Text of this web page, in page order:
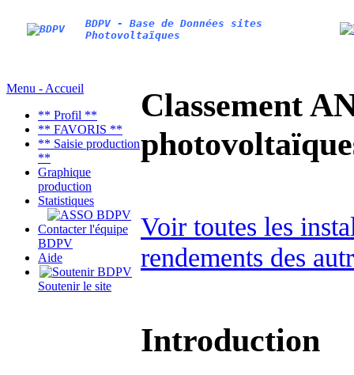
BDPV - Base de Données sites
Photovoltaïques
Menu - Accueil
** Profil **
** FAVORIS **
** Saisie production
**
Graphique
production
Statistiques
Contacter l'équipe
BDPV
Aide
Soutenir le site
Classement
Voir toutes les
rendements des
Introduction